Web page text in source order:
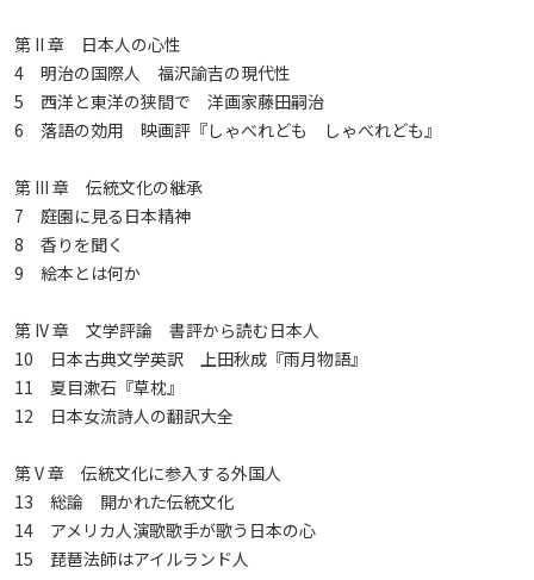
第 II 章 日本人の心性
4 明治の国際人 福沢諭吉の現代性
5 西洋と東洋の狭間で 洋画家藤田嗣治
6 落語の効用 映画評『しゃべれども しゃべれども』
第 III 章 伝統文化の継承
7 庭園に見る日本精神
8 香りを聞く
9 絵本とは何か
第 IV 章 文学評論 書評から読む日本人
10 日本古典文学英訳 上田秋成『雨月物語』
11 夏目漱石『草枕』
12 日本女流詩人の翻訳大全
第 V 章 伝統文化に参入する外国人
13 総論 開かれた伝統文化
14 アメリカ人演歌歌手が歌う日本の心
15 琵琶法師はアイルランド人